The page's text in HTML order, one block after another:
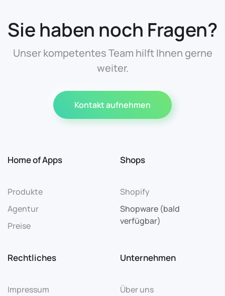
Sie haben noch Fragen?
Unser kompetentes Team hilft Ihnen gerne
weiter.
Kontakt aufnehmen
Home of Apps
Produkte
Agentur
Preise
Shops
Shopify
Shopware (bald
verfügbar)
Rechtliches
Impressum
Unternehmen
Über uns